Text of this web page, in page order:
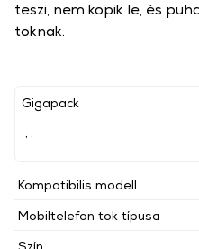
Gigapack
Kompatibilis modell
Mobiltelefon tok típusa
Szín
teszi, nem kopik le, és
toknak.